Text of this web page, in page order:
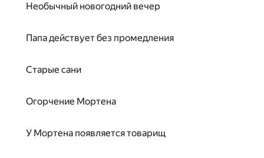
Необычный новогодний вечер
Папа действует без промедления
Старые сани
Огорчение Мортена
У Мортена появляется товарищ